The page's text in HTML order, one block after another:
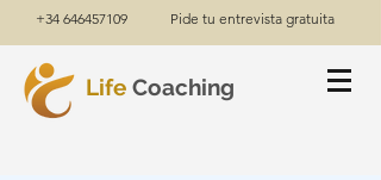
Life Coaching
+34 646457109 Pide tu entrevista gratuita